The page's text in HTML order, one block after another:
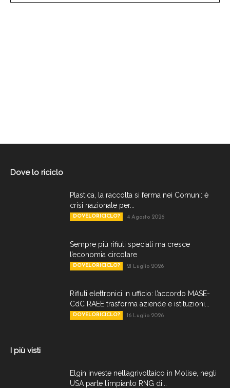
Dove lo riciclo
Plastica, la raccolta si ferma nei Comuni: è
crisi nazionale per...
DOVELORICICLO? 4 Agosto 2026
Sempre più rifiuti speciali ma cresce
l’economia circolare
DOVELORICICLO? 21 Luglio 2026
Rifiuti elettronici in ufficio: l’accordo MASE-
CdC RAEE trasforma aziende e istituzioni...
DOVELORICICLO? 16 Luglio 2026
I più visti
Elgin investe nell’agrivoltaico in Molise, negli
USA parte l’impianto RNG di...